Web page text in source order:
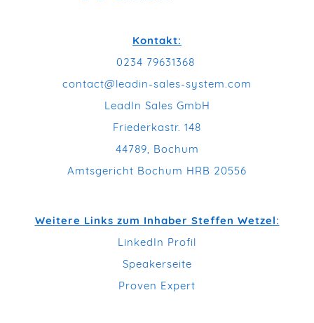
Kontakt:
0234 79631368
contact@leadin-sales-system.com
LeadIn Sales GmbH
Friederkastr. 148
44789, Bochum
Amtsgericht Bochum HRB 20556
Weitere Links zum Inhaber Steffen Wetzel:
LinkedIn Profil
Speakerseite
Proven Expert